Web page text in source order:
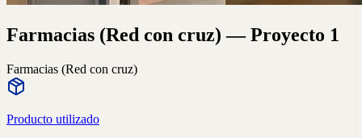
Farmacias (Red con cruz) — Proyecto 1
Farmacias (Red con cruz)
Producto utilizado